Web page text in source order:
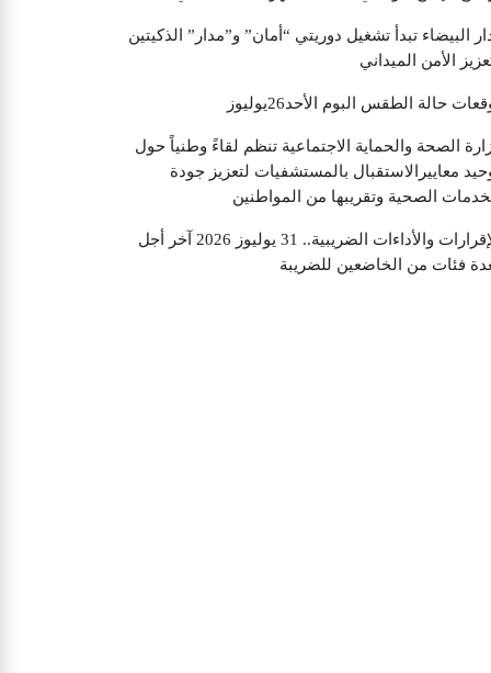
البيضاء تبدأ تشغيل دوريتي “أمان” و”مدار” الذكيتين
الأمن الميداني
حالة الطقس البوم الأحد26يوليوز
الصحة والحماية الاجتماعية تنظم لقاءً وطنياً حول
معاييرالاستقبال بالمستشفيات لتعزيز جودة
الصحية وتقريبها من المواطنين
الإقرارات والأداءات الضريبية.. 31 يوليوز 2026 آخر أجل
فئات من الخاضعين للضريبة